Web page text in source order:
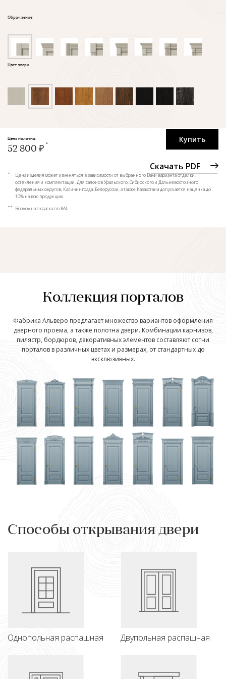
Обрамление
Цвет двери
Купить
Скачать PDF
Цена полотна:
52 800 ₽
*
Цена изделия может изменяться в зависимости от выбранного Вами варианта отделки,
остекления и комплектации. Для салонов Уральского, Сибирского и Дальневосточного
федеральных округов, Калининграда, Белоруссии, а также Казахстана допускается наценка до
10% на всю продукцию.
** Возможна окраска по RAL
Коллекция порталов
Фабрика Альверо предлагает множество вариантов оформления
дверного проема, а также полотна двери. Комбинации карнизов,
пилястр, бордюров, декоративных элементов составляют сотни
порталов в различных цветах и размерах, от стандартных до
эксклюзивных.
Способы открывания двери
Однопольная распашная Двупольная распашная